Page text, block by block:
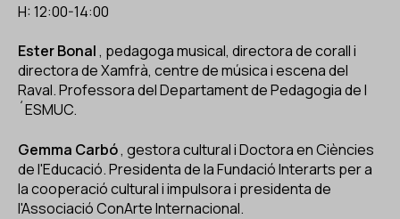
H: 12:00-14:00
Ester Bonal, pedagoga musical, directora de corall i
directora de Xamfrà, centre de música i escena del
Raval. Professora del Departament de Pedagogia de l
´ESMUC.
Gemma Carbó, gestora cultural i Doctora en Ciències
de l'Educació. Presidenta de la Fundació Interarts per a
la cooperació cultural i impulsora i presidenta de
l'Associació ConArte Internacional.